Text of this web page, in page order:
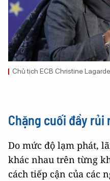
Chủ tịch ECB Christine
Chặng cuối đầy rủi
Do mức độ lạm phát,
khác nhau trên từng
cách tiếp cận của các